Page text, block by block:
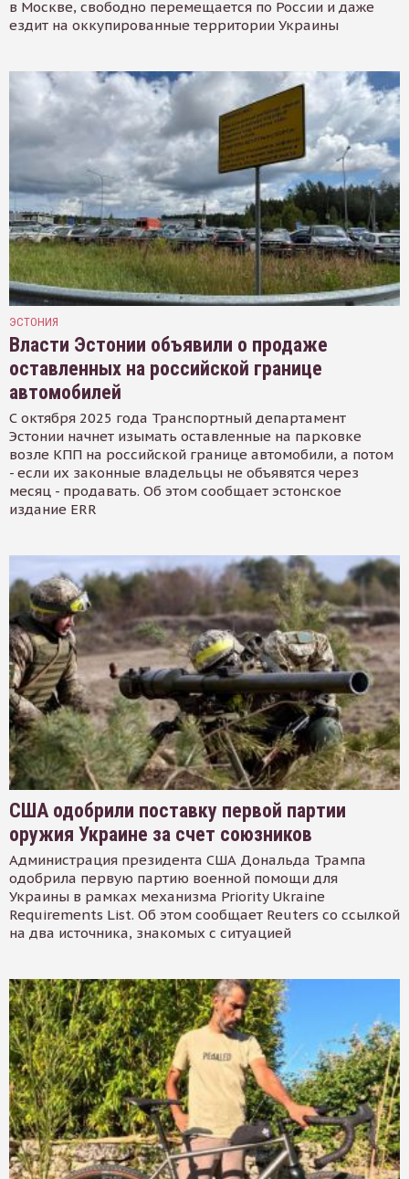
в Москве, свободно перемещается по России и даже
ездит на оккупированные территории Украины
ЭСТОНИЯ
Власти Эстонии объявили о продаже
оставленных на российской границе
автомобилей
С октября 2025 года Транспортный департамент
Эстонии начнет изымать оставленные на парковке
возле КПП на российской границе автомобили, а потом
- если их законные владельцы не объявятся через
месяц - продавать. Об этом сообщает эстонское
издание ERR
США одобрили поставку первой партии
оружия Украине за счет союзников
Администрация президента США Дональда Трампа
одобрила первую партию военной помощи для
Украины в рамках механизма Priority Ukraine
Requirements List. Об этом сообщает Reuters со ссылкой
на два источника, знакомых с ситуацией